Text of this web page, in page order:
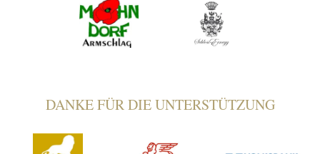
DANKE FÜR DIE UNTERSTÜTZUNG